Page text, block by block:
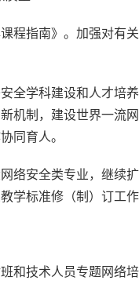
程指南》。加强对有
全学科建设和人才培
机制，建设世界一流
同育人。
络安全类专业，继续
学标准修（制）订工
和技术人员专题网络